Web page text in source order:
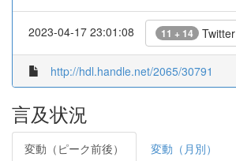
2023-04-17 23:01:08 11 + 14 Twitter
http://hdl.handle.net/2065/30791
言及状況
変動（ピーク前後） 変動（月別）